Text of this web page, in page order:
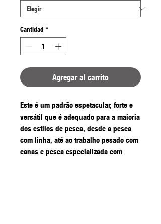
Cantidad *
Agregar al carrito
Este é um padrão espetacular, forte e
versátil que é adequado para a maioria
dos estilos de pesca, desde a pesca
com linha, até ao trabalho pesado com
canas e pesca especializada com